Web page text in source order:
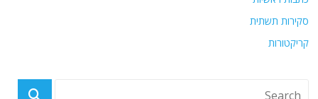
סקירות תשתית
קריקטורות